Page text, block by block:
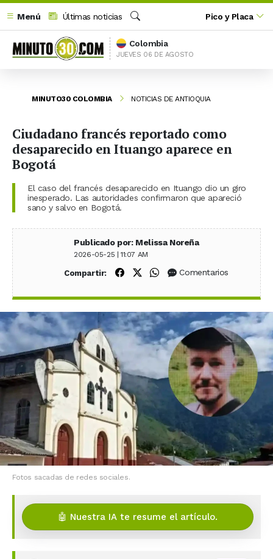
Menú
Últimas noticias
Buscar
Pico y Placa
Colombia
JUEVES 06 DE AGOSTO
MINUTO30 COLOMBIA NOTICIAS DE ANTIOQUIA
Ciudadano francés reportado como
desaparecido en Ituango aparece en
Bogotá
El caso del francés desaparecido en Ituango dio un giro
inesperado. Las autoridades confirmaron que apareció
sano y salvo en Bogotá.
Publicado por: Melissa Noreña
2026-05-25 | 11:07 AM
Compartir: Compartir en Facebook
Compartir en X (Twitter)
Compartir en WhatsApp
Comentarios
Fotos sacadas de redes sociales.
🤖 Nuestra IA te resume el artículo.